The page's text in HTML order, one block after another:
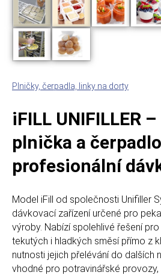
Plničky, čerpadla, linky na dorty
iFILL UNIFILLER
plnička a
profesionální
Model iFill od společnosti Unifiller
dávkovací zařízení určené pro
výroby. Nabízí spolehlivé řešení
tekutých i hladkých směsí přímo z
nutnosti jejich přelévání do dalších
vhodné pro potravinářské